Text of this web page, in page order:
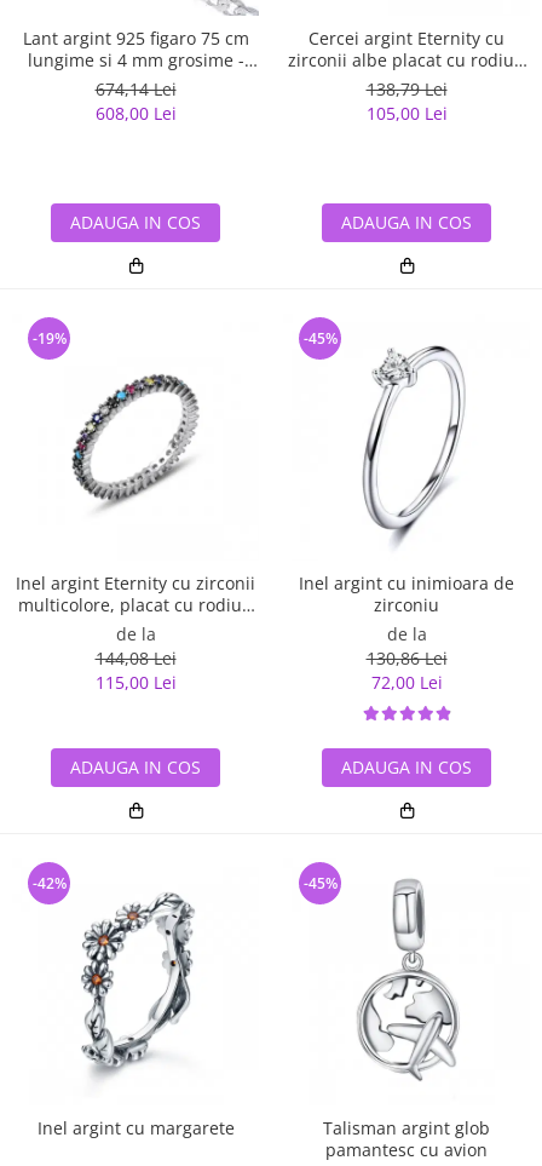
Lant argint 925 figaro 75 cm
lungime si 4 mm grosime -
Classical You LSX0141
674,14 Lei
608,00 Lei
ADAUGA IN COS
Cercei argint Eternity cu
zirconii albe placat cu rodiu -
ETU0153
138,79 Lei
105,00 Lei
ADAUGA IN COS
Inel argint Eternity cu zirconii
multicolore, placat cu rodiu -
ITU0229
de la
144,08 Lei
115,00 Lei
-19%
ADAUGA IN COS
Inel argint cu inimioara de
zirconiu
de la
130,86 Lei
72,00 Lei
-45%
ADAUGA IN COS
Inel argint cu margarete
-42%
Talisman argint glob
pamantesc cu avion
-45%